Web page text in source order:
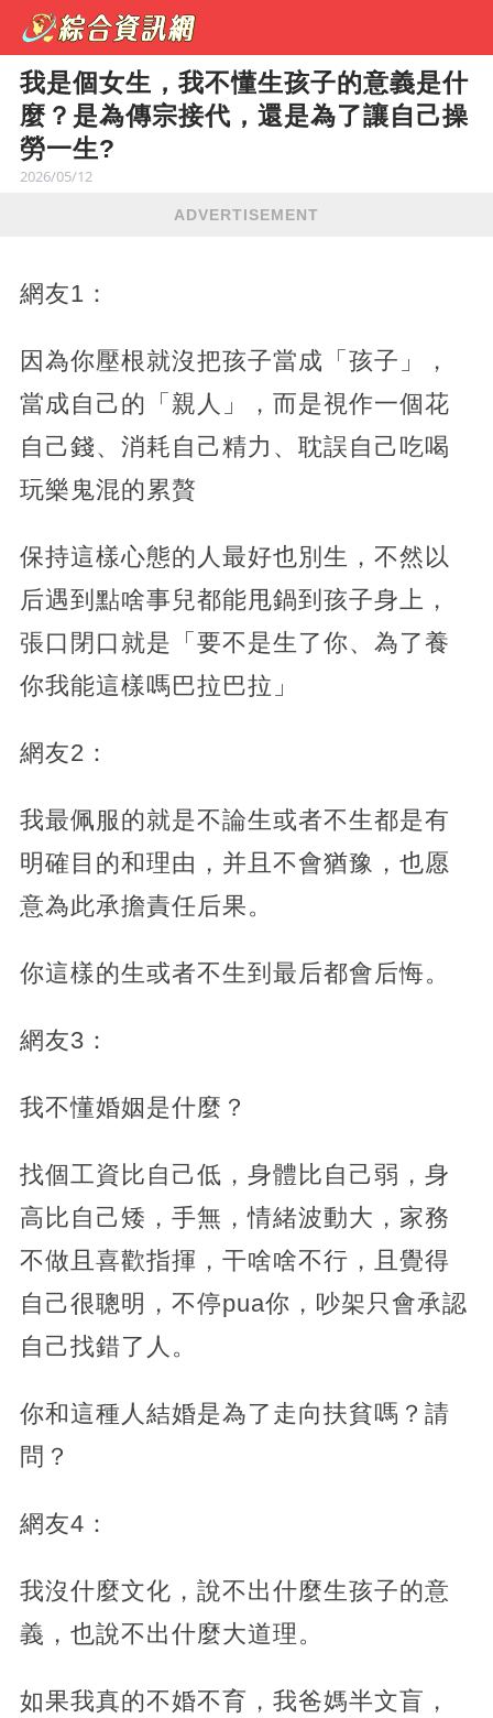
我是個女生，我不懂生孩子的意義是什
麼？是為傳宗接代，還是為了讓自己操
勞一生?
2026/05/12
ADVERTISEMENT
網友1：
因為你壓根就沒把孩子當成「孩子」，
當成自己的「親人」，而是視作一個花
自己錢、消耗自己精力、耽誤自己吃喝
玩樂鬼混的累贅
保持這樣心態的人最好也別生，不然以
后遇到點啥事兒都能甩鍋到孩子身上，
張口閉口就是「要不是生了你、為了養
你我能這樣嗎巴拉巴拉」
網友2：
我最佩服的就是不論生或者不生都是有
明確目的和理由，并且不會猶豫，也愿
意為此承擔責任后果。
你這樣的生或者不生到最后都會后悔。
網友3：
我不懂婚姻是什麼？
找個工資比自己低，身體比自己弱，身
高比自己矮，手無，情緒波動大，家務
不做且喜歡指揮，干啥啥不行，且覺得
自己很聰明，不停pua你，吵架只會承認
自己找錯了人。
你和這種人結婚是為了走向扶貧嗎？請
問？
網友4：
我沒什麼文化，說不出什麼生孩子的意
義，也說不出什麼大道理。
如果我真的不婚不育，我爸媽半文盲，